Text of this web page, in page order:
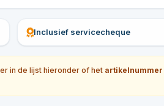
Inclusief servicecheque
in de lijst hieronder of het artikelnummer